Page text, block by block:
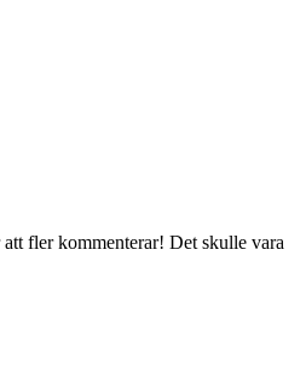
fler kommenterar! Det skulle vara